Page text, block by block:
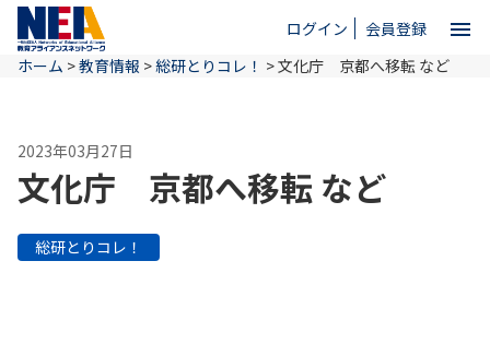
ログイン 会員登録 menu
ホーム
NEAとは
ホーム >教育情報 >総研とりコレ！ >文化庁 京都へ移転 など
2023年03月27日
文化庁 京都へ移転 など
総研とりコレ！